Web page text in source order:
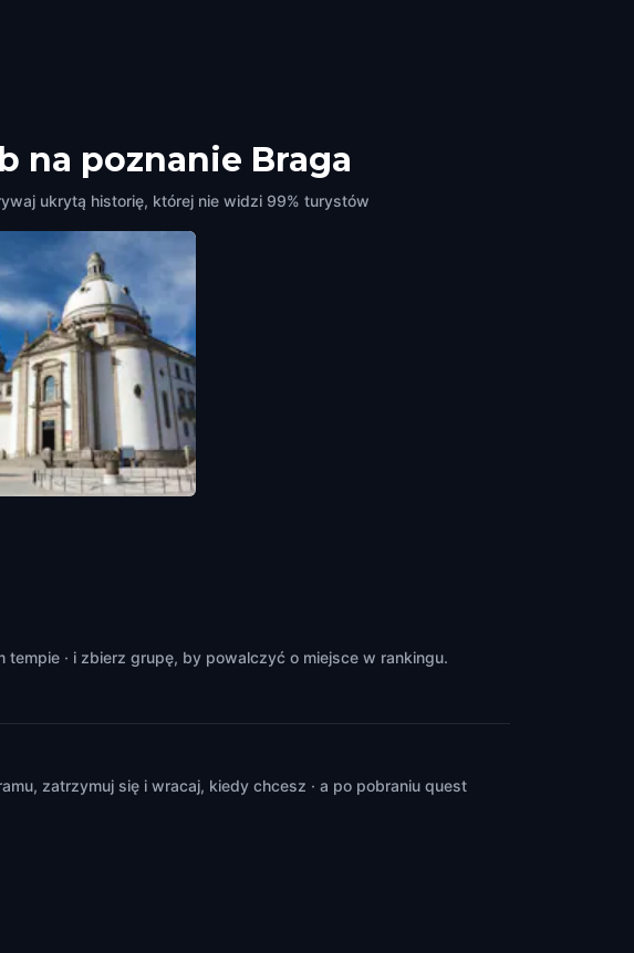
na poznanie Braga
ukrytą historię, której nie widzi 99% turystów
· i zbierz grupę, by powalczyć o miejsce w rankingu.
zatrzymuj się i wracaj, kiedy chcesz · a po pobraniu quest